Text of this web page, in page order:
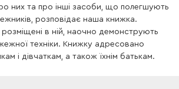
них та про інші засоби, що полегшують
розповідає наша книжка.
розміщені в ній, наочно демонструють
техніки. Книжку адресовано
і дівчаткам, а також їхнім батькам.